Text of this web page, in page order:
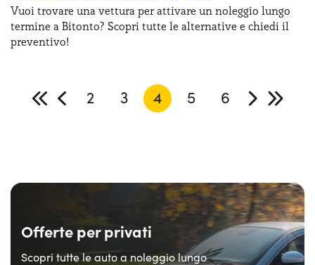
Vuoi trovare una vettura per attivare un noleggio lungo
termine a Bitonto? Scopri tutte le alternative e chiedi il
preventivo!
2 3 4 5 6
Offerte per privati
Scopri tutte le auto a noleggio lungo